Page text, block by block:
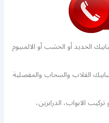
الحديد أو الخشب أو الالمنيوم
القلاب والسحاب والمفصلية
الابواب، الدرابزين،